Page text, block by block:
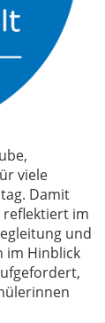
viele
Damit
reflektiert im
und
im Hinblick